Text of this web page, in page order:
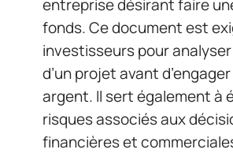
entreprise désirant faire
fonds. Ce document est
investisseurs pour
d’un projet avant
argent. Il sert également à
risques associés aux
financières et